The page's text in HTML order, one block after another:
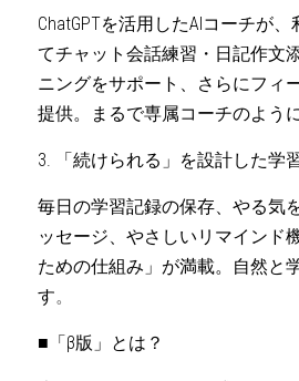
ChatGPTを活用したAIコーチが
てチャット会話練習・日記作文
ニングをサポート、さらにフィ
提供。まるで専属コーチのよう
3. 「続けられる」を設計した学
毎日の学習記録の保存、やる気
ッセージ、やさしいリマインド
ための仕組み」が満載。自然と
す。
■「β版」とは？